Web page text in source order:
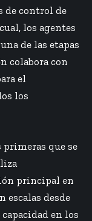
de control de
los agentes
de las etapas
colabora con
el
los
primeras que se
principal en
escalas desde
en los